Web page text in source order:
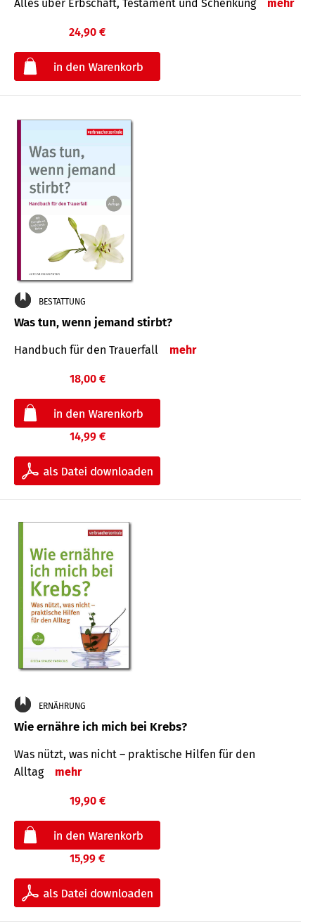
Alles über Erbschaft, Testament und Schenkung mehr
24,90 €
BESTATTUNG
Was tun, wenn jemand stirbt?
Handbuch für den Trauerfall mehr
18,00 €
14,99 €
ERNÄHRUNG
Wie ernähre ich mich bei Krebs?
Was nützt, was nicht – praktische Hilfen für den
Alltag
mehr
19,90 €
15,99 €